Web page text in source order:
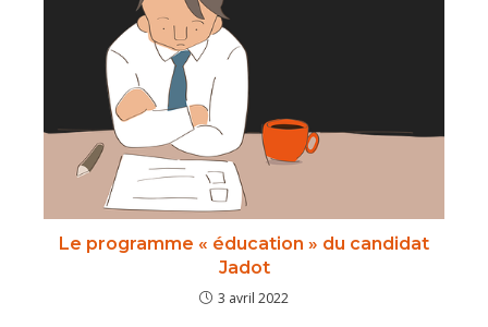
Le programme « éducation » du candidat
Jadot
3 avril 2022